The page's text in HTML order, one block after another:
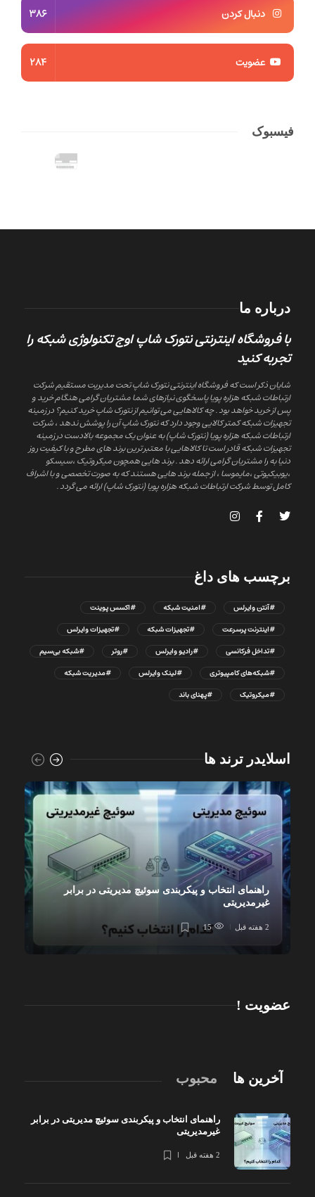
دنبال کردن 386
عضویت 284
فیسبوک
درباره ما
با فروشگاه اینترنتی نتورک شاپ اوج تکنولوژی شبکه را
تجربه کنید
شایان ذکر است که فروشگاه اینترنتی نتورک شاپ تحت مدیریت مستقیم شرکت
ارتباطات شبکه هزاره پویا پاسخگوی نیازهای شما مشتریان گرامی هنگام خرید و
پس از خرید خواهد بود . چه کالاهایی می توانیم از نتورک شاپ خرید کنیم؟ در زمینه
تجهیزات شبکه کمتر کالایی وجود دارد که نتورک شاپ آن را پوشش ندهد ، شرکت
ارتباطات شبکه هزاره پویا (نتورک شاپ) به عنوان یک مجموعه بالادست در زمینه
تجهیزات شبکه قادر است تا کالاهایی با معتبر ترین برند های مطرح و با کیفیت روز
دنیا به را مشتریان گرامی ارائه دهد . برند هایی همچون میکروتیک ،سیسکو
،یوبیکیوتی ،مایموسا ، از جمله برند هایی هستند که به صورت تخصصی و با اشراف
کامل توسط شرکت ارتباطات شبکه هزاره پویا (نتورک شاپ) ارائه می گردد .
برچسب های داغ
#آنتن وایرلس #امنیت شبکه
#اکسس پوینت
#اینترنت پرسرعت
#تجهیزات شبکه
#تجهیزات وایرلس
#تداخل فرکانسی
#رادیو وایرلس #روتر
#شبکه بی‌سیم
#شبکه‌های کامپیوتری
#لینک وایرلس
#مدیریت شبکه
#میکروتیک
#پهنای باند
اسلایدر ترند ها
راهنمای انتخاب و پیکربندی سوئیچ مدیریتی در برابر
غیرمدیریتی
2 هفته قبل 15
عضویت !
آخرین ها محبوب
راهنمای انتخاب و پیکربندی سوئیچ مدیریتی در برابر
غیرمدیریتی
2 هفته قبل